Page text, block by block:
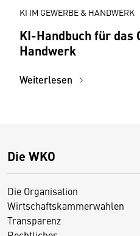
KI IM GEWERBE & HANDWERK
KI-Handbuch für das
Handwerk
Weiterlesen
Die WKO
Die Organisation
Wirtschaftskammerwahlen
Transparenz